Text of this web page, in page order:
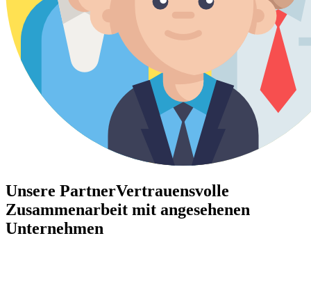
Unsere PartnerVertrauensvolle
Zusammenarbeit mit angesehenen
Unternehmen